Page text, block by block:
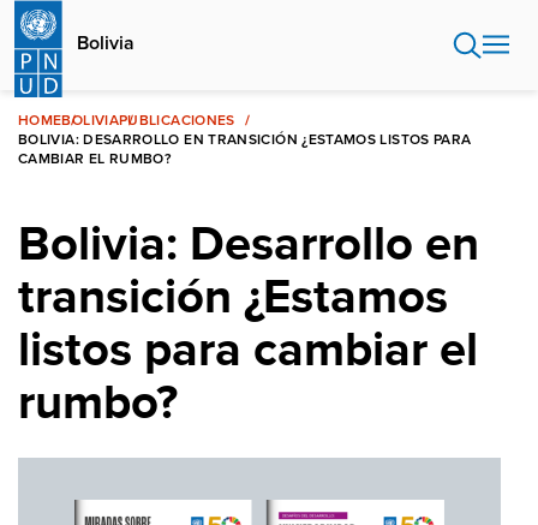
Pasar
contenido
principal
Bolivia
HOMEBOLIVIAPUBLICACIONES
BOLIVIA: DESARROLLO EN TRANSICIÓN ¿ESTAMOS LISTOS PARA
CAMBIAR EL RUMBO?
Bolivia: Desarrollo en
transición ¿Estamos
listos para cambiar el
rumbo?